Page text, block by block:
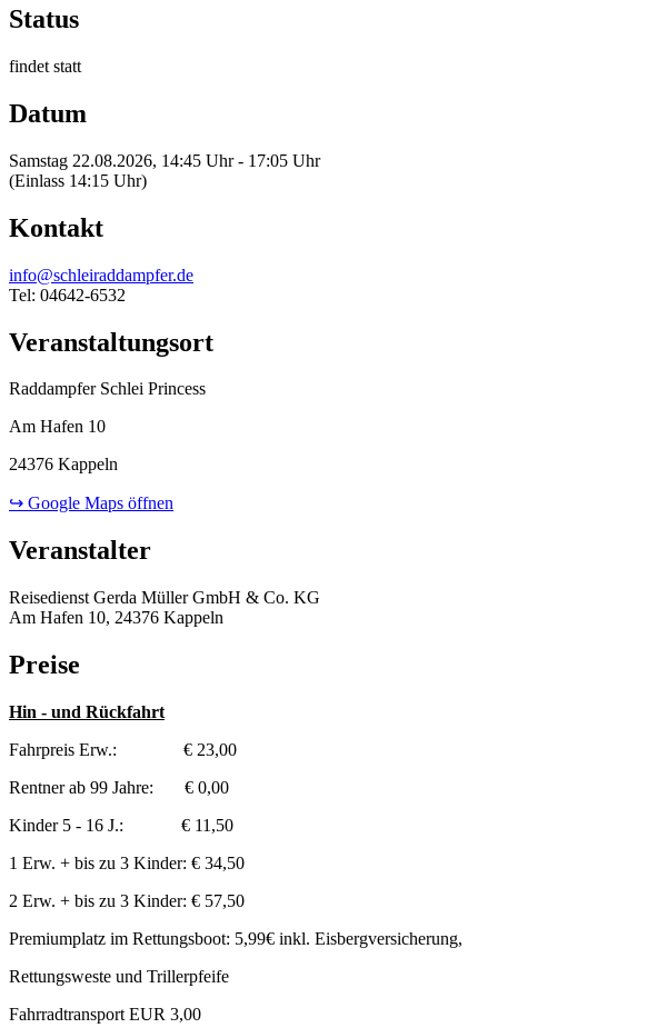
Status
findet statt
Datum
Samstag 22.08.2026, 14:45 Uhr - 17:05 Uhr
(Einlass 14:15 Uhr)
Kontakt
info@schleiraddampfer.de
Tel: 04642-6532
Veranstaltungsort
Raddampfer Schlei Princess
Am Hafen 10
24376 Kappeln
↪ Google Maps öffnen
Veranstalter
Reisedienst Gerda Müller GmbH & Co. KG
Am Hafen 10, 24376 Kappeln
Preise
Hin - und Rückfahrt
Fahrpreis Erw.: € 23,00
Rentner ab 99 Jahre: € 0,00
Kinder 5 - 16 J.: € 11,50
1 Erw. + bis zu 3 Kinder: € 34,50
2 Erw. + bis zu 3 Kinder: € 57,50
Premiumplatz im Rettungsboot: 5,99€ inkl. Eisbergversicherung,
Rettungsweste und Trillerpfeife
Fahrradtransport EUR 3,00